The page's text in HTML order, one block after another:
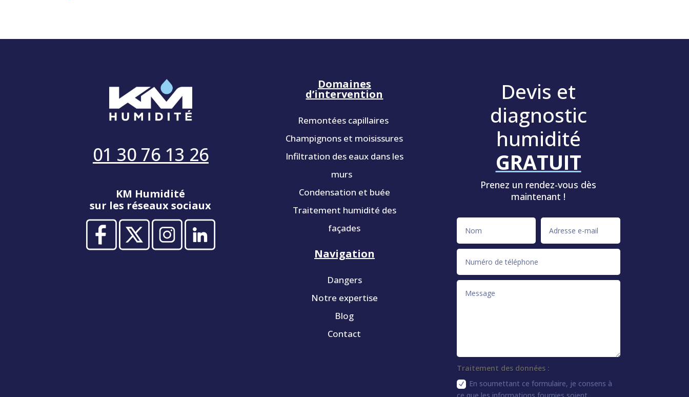
01 30 76 13 26
KM Humidité
sur les réseaux sociaux
Domaines
d’intervention
Remontées capillaires
Champignons et moisissures
Infiltration des eaux dans les
murs
Condensation et buée
Traitement humidité des
façades
Navigation
Dangers
Notre expertise
Blog
Contact
Devis et
diagnostic
humidité
GRATUIT
Prenez un rendez-vous dès
maintenant !
Traitement des données :
En soumettant ce formulaire, je consens à